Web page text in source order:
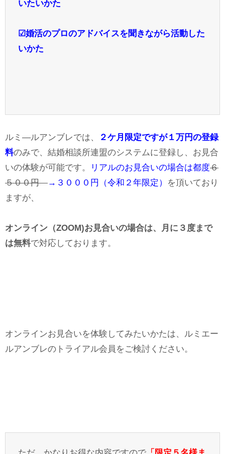
いたいかた
☑婚活のプロのアドバイスを聞きながら活動した
いかた
ルミ―ルアンブレでは、
２ケ月限定ですが１万円の登録
料のみで、結婚相談所連盟のシステムに登録し、お見合
いの体験が可能です。
リアルのお見合いの場合は都度６
５００円→３０００円（令和２年限定）
を頂いており
ますが、
オンライン（ZOOM)お見合いの場合は、月に３度まで
は無料で対応しております。
オンラインお見合いを体験してみたいかたは、ルミエー
ルアンブレのトライアル会員をご検討ください。